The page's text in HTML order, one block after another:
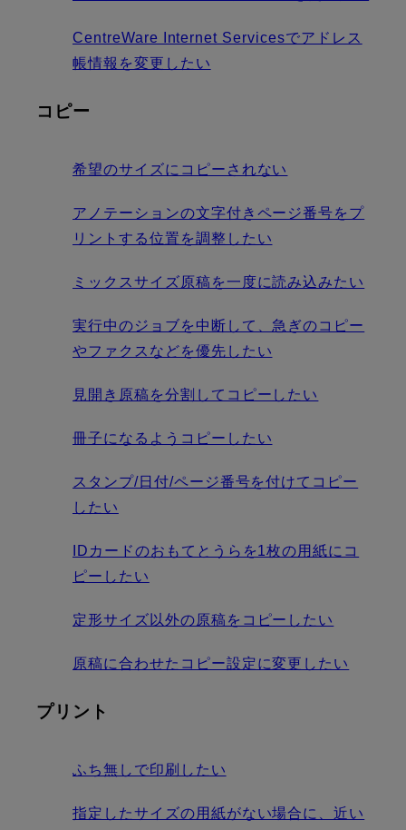
CentreWare Internet Servicesでアドレス
帳情報を変更したい
コピー
希望のサイズにコピーされない
アノテーションの文字付きページ番号をプ
リントする位置を調整したい
ミックスサイズ原稿を一度に読み込みたい
実行中のジョブを中断して、急ぎのコピー
やファクスなどを優先したい
見開き原稿を分割してコピーしたい
冊子になるようコピーしたい
スタンプ/日付/ページ番号を付けてコピー
したい
IDカードのおもてとうらを1枚の用紙にコ
ピーしたい
定形サイズ以外の原稿をコピーしたい
原稿に合わせたコピー設定に変更したい
プリント
ふち無しで印刷したい
指定したサイズの用紙がない場合に、近い